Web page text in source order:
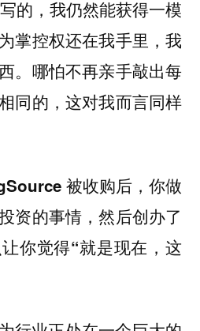
的，我仍然能获得一模
掌控权还在我手里，我
。哪怕不再亲手敲出每
同的，这对我而言同样
被收购后，你做
资的事情，然后创办了
你觉得“就是现在，这